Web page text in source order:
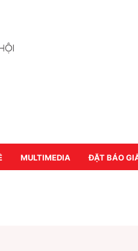
MULTIMEDIA ĐẶT BÁO